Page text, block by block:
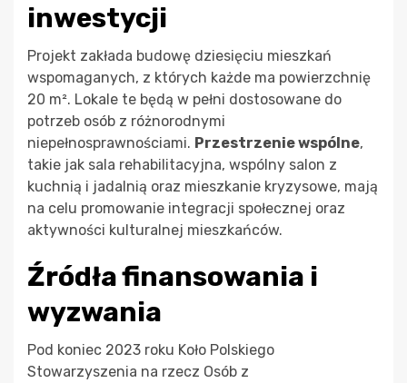
inwestycji
Projekt zakłada budowę dziesięciu mieszkań
wspomaganych, z których każde ma powierzchnię
20 m². Lokale te będą w pełni dostosowane do
potrzeb osób z różnorodnymi
niepełnosprawnościami. Przestrzenie wspólne,
takie jak sala rehabilitacyjna, wspólny salon z
kuchnią i jadalnią oraz mieszkanie kryzysowe, mają
na celu promowanie integracji społecznej oraz
aktywności kulturalnej mieszkańców.
Źródła finansowania i
wyzwania
Pod koniec 2023 roku Koło Polskiego
Stowarzyszenia na rzecz Osób z